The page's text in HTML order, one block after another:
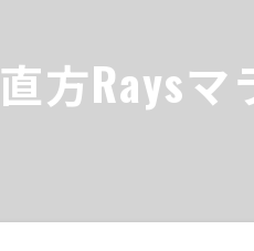
直方Raysマ